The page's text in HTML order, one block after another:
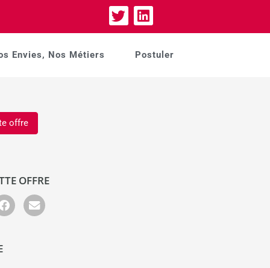
Envies, Nos Métiers Postuler
offre
OFFRE